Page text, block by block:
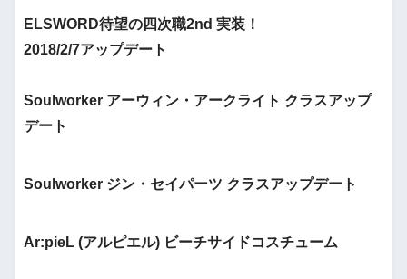
ELSWORD待望の四次職2nd 実装！
2018/2/7アップデート
Soulworker アーウィン・アークライト クラスアップ
デート
Soulworker ジン・セイパーツ クラスアップデート
Ar:pieL (アルピエル) ビーチサイドコスチューム